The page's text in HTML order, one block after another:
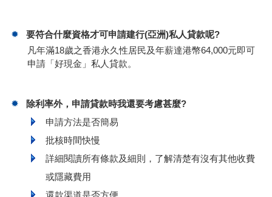
要符合什麼資格才可申請建行(亞洲)私人貸款呢?
凡年滿18歲之香港永久性居民及年薪達港幣64,000元即可
申請「好現金」私人貸款。
除利率外，申請貸款時我還要考慮甚麼?
申請方法是否簡易
批核時間快慢
詳細閱讀所有條款及細則，了解清楚有沒有其他收費
或隱藏費用
還款渠道是否方便